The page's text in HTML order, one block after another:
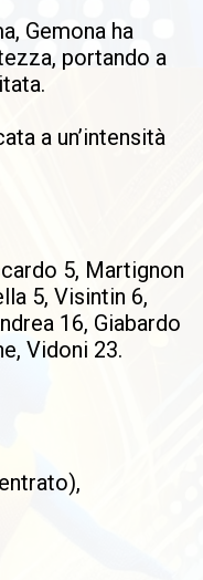
Gemona ha
portando a
a un’intensità
5, Martignon
5, Visintin 6,
16, Giabardo
Vidoni 23.